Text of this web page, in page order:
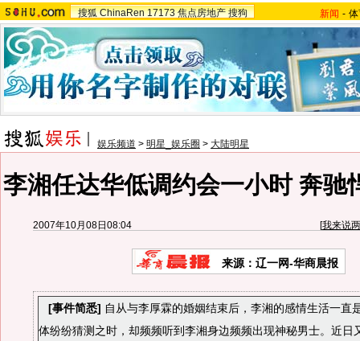
搜狐 ChinaRen 17173 焦点房地产 搜狗 新闻 -
娱乐频道 > 明星_娱乐圈 > 大陆明星
李湘任达华低调约会一小时 奔驰
2007年10月08日08:04 [我来说
来源：辽一网-华商晨报
[事件简悉] 自从与李厚霖的婚姻结束后，李湘的感情生活一直
体纷纷猜测之时，却频频听到李湘身边频频出现神秘男士。近日